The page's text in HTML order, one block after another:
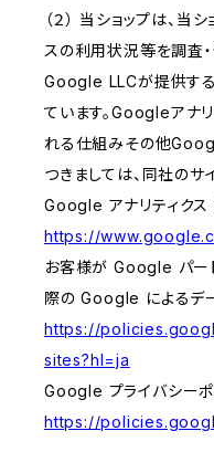
（２） 当ショップは、
スの利用状況等を調査
Google LLCが提供す
ています。Googleアナ
れる仕組みその他
つきましては、同社のサ
Google アナリティクス
https://
お客様が Google パー
際の Google によるデ
https://
sites?hl=ja
Google プライバシーポ
https://